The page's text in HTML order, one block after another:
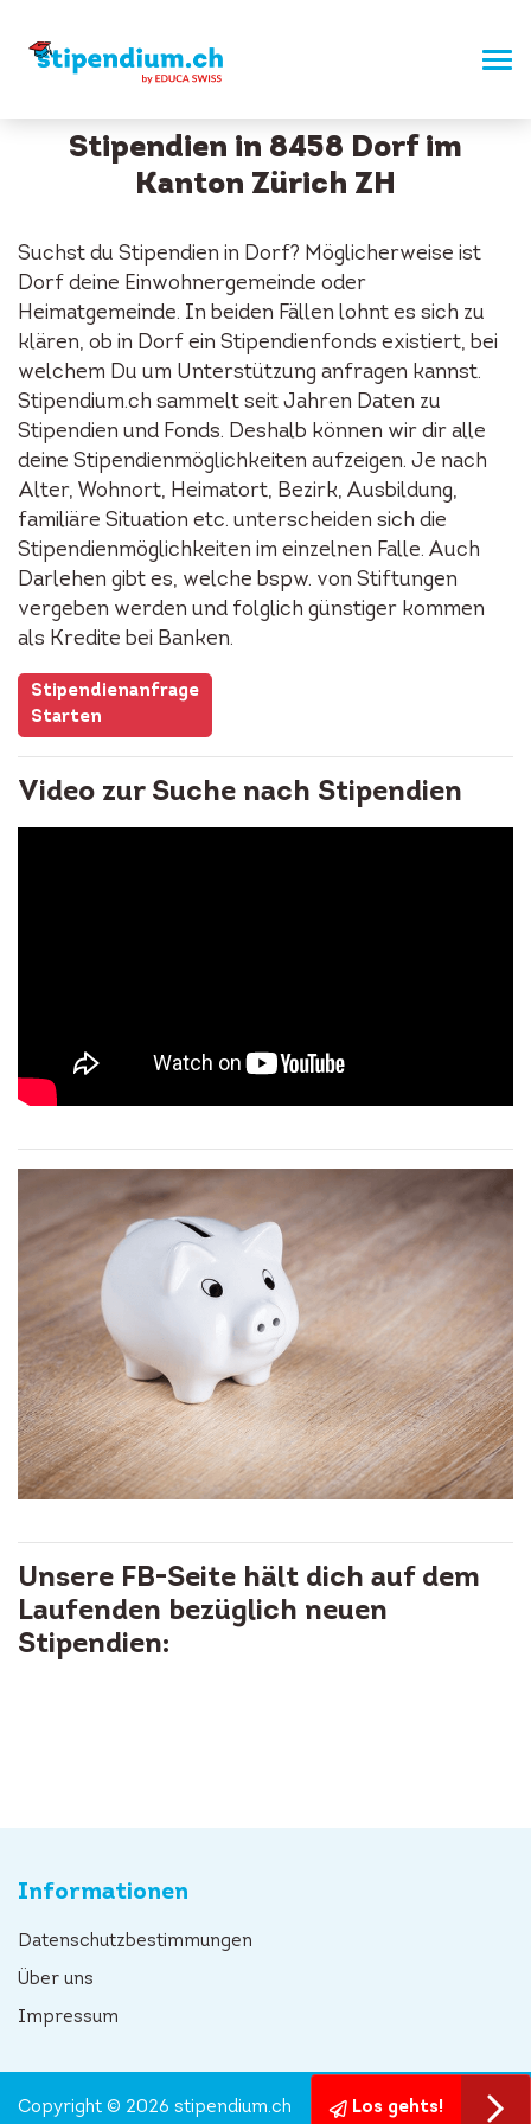
Stipendien in 8458 Dorf im
Kanton Zürich ZH
Suchst du Stipendien in Dorf? Möglicherweise ist
Dorf deine Einwohnergemeinde oder
Heimatgemeinde. In beiden Fällen lohnt es sich zu
klären, ob in Dorf ein Stipendienfonds existiert, bei
welchem Du um Unterstützung anfragen kannst.
Stipendium.ch sammelt seit Jahren Daten zu
Stipendien und Fonds. Deshalb können wir dir alle
deine Stipendienmöglichkeiten aufzeigen. Je nach
Alter, Wohnort, Heimatort, Bezirk, Ausbildung,
familiäre Situation etc. unterscheiden sich die
Stipendienmöglichkeiten im einzelnen Falle. Auch
Darlehen gibt es, welche bspw. von Stiftungen
vergeben werden und folglich günstiger kommen
als Kredite bei Banken.
Stipendienanfrage
Starten
Video zur Suche nach Stipendien
Unsere FB-Seite hält dich auf dem
Laufenden bezüglich neuen
Stipendien:
Informationen
Datenschutzbestimmungen
Über uns
Impressum
Los gehts!
Copyright © 2026 stipendium.ch